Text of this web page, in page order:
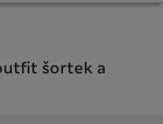
šortek a